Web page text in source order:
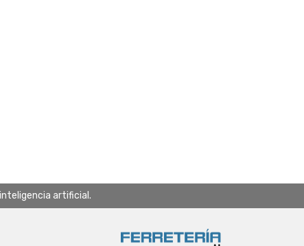
artificial.